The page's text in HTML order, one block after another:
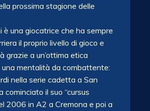
prossima stagione delle
è una giocatrice che ha sempre
il proprio livello di gioco e
grazie a un’ottima etica
mentalità da combattente:
nella serie cadetta a San
cominciato il suo “cursus
2006 in A2 a Cremona e poi a